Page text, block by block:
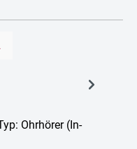
Ohrhörer (In-